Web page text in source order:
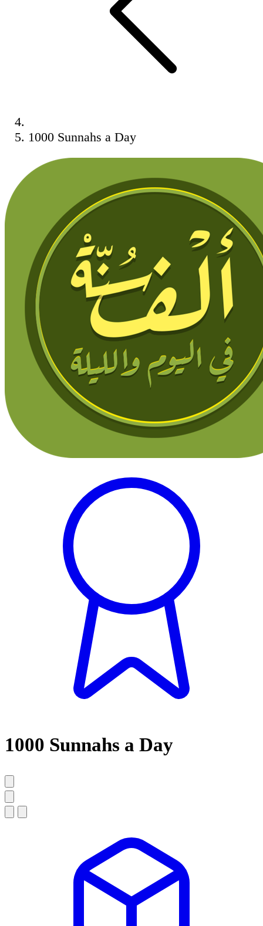
1000 Sunnahs a Day
1000 Sunnahs a Day